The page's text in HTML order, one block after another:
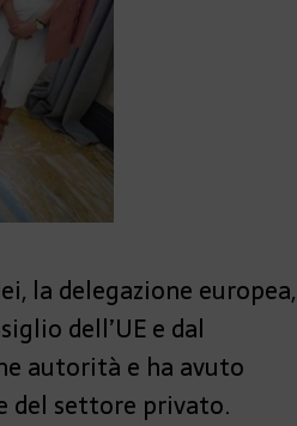
la delegazione europea,
dell’UE e dal
autorità e ha avuto
del settore privato.